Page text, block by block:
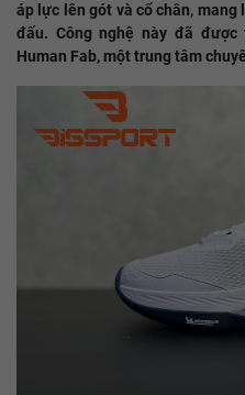
áp lực lên gót và cổ chân,
đấu. Công nghệ này đã
Human Fab, một trung tâm